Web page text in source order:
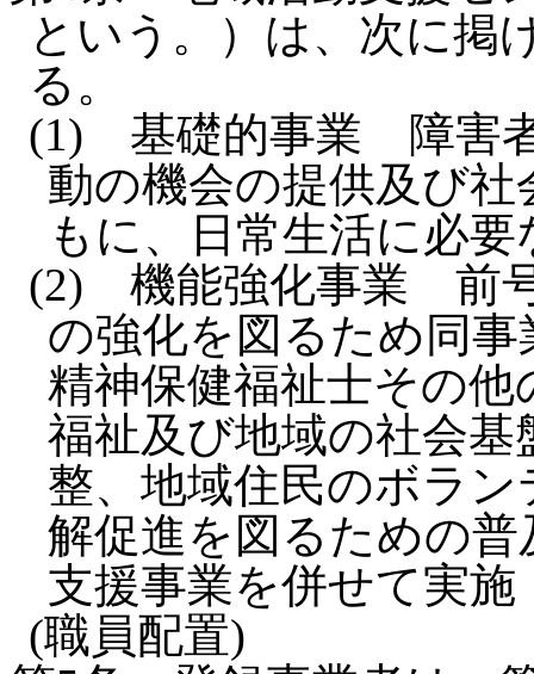
という。）は、次に掲
る。
(1) 基礎的事業 障害
動の機会の提供及び
もに、日常生活に必
(2) 機能強化事業 前
の強化を図るため同
精神保健福祉士その
福祉及び地域の社会
整、地域住民のボラ
解促進を図るための
支援事業を併せて実
(職員配置)